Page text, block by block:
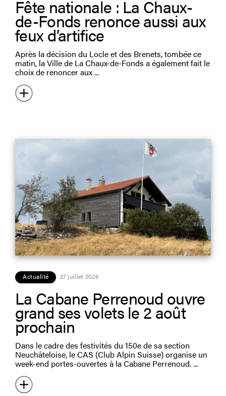
Fête nationale : La Chaux-
de-Fonds renonce aussi aux
feux d’artifice
Après la décision du Locle et des Brenets, tombée ce
matin, la Ville de La Chaux-de-Fonds a également fait le
choix de renoncer aux
Actualité 27 juillet 2026
La Cabane Perrenoud ouvre
grand ses volets le 2 août
prochain
Dans le cadre des festivités du 150e de sa section
Neuchâteloise, le CAS (Club Alpin Suisse) organise un
week-end portes-ouvertes à la Cabane Perrenoud.